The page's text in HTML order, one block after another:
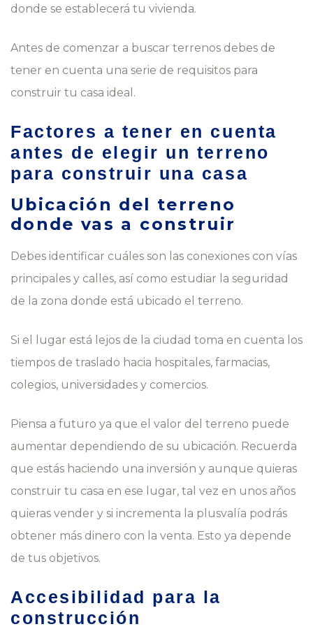
donde se establecerá tu vivienda.
Antes de comenzar a buscar terrenos debes de
tener en cuenta una serie de requisitos para
construir tu casa ideal.
Factores a tener en cuenta
antes de elegir un terreno
para construir una casa
Ubicación del terreno
donde vas a construir
Debes identificar cuáles son las conexiones con vías
principales y calles, así como estudiar la seguridad
de la zona donde está ubicado el terreno.
Si el lugar está lejos de la ciudad toma en cuenta los
tiempos de traslado hacia hospitales, farmacias,
colegios, universidades y comercios.
Piensa a futuro ya que el valor del terreno puede
aumentar dependiendo de su ubicación. Recuerda
que estás haciendo una inversión y aunque quieras
construir tu casa en ese lugar, tal vez en unos años
quieras vender y si incrementa la plusvalía podrás
obtener más dinero con la venta. Esto ya depende
de tus objetivos.
Accesibilidad para la
construcción